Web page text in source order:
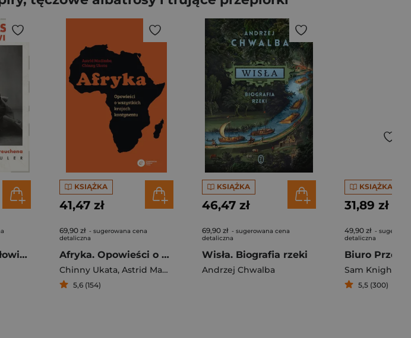
Najciekawszy człowiek na świecie. Ekscentryczne życie Petera Freuchena
KSIĄŻKA
41,47 zł
69,90 zł - sugerowana cena
detaliczna
Afryka. Opowieści o wszystkich krajach kontynentu
Chinny Ukata, Astrid Madimba
5,6 (154)
KSIĄŻKA
46,47 zł
69,90 zł - sugerowana cena
detaliczna
Wisła. Biografia rzeki
Andrzej Chwalba
KSIĄŻKA
31,89 zł
49,90 zł -
detaliczna
Sam Knight
5,5 (300)